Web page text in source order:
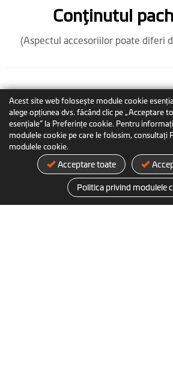
Acest site web folosește module cookie
alege opțiunea dvs. făcând clic pe „Acceptare
esențiale” la Preferințe cookie. Pentru
modulele cookie pe care le folosim, consultați
modulele cookie.
Acceptare toate
Politica privind modulele
Conţinutul
(Aspectul accesoriilor poate diferi
MiVue™